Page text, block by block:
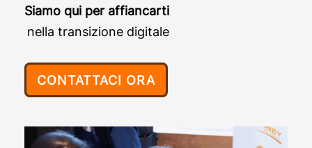
Siamo qui per affiancarti
nella transizione digitale
CONTATTACI ORA